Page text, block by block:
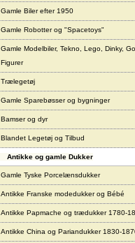
Gamle Biler efter 1950
Gamle Robotter og "Spacetoys"
Gamle Modelbiler, Tekno, Lego, Dinky,
Figurer
Trælegetøj
Gamle Sparebøsser og bygninger
Bamser og dyr
Blandet Legetøj og Tilbud
Antikke og gamle Dukker
Gamle Tyske Porcelænsdukker
Antikke Franske modedukker og Bébé
Antikke Papmache og trædukker 1780-
Antikke China og Pariandukker 1830-